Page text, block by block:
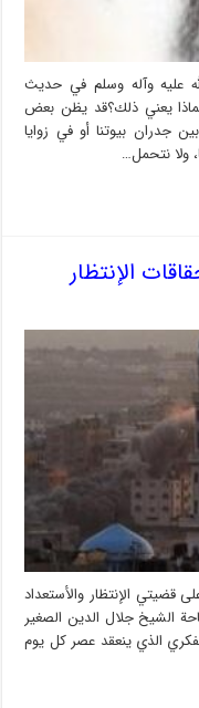
عليه وآله وسلم في حديث
يعني ذلك؟قد يظن بعض
جدران بيوتنا أو في زوايا
ولا نتحمل…
الإنتظار
قضيتي الإنتظار والأستعداد
الشيخ جلال الدين الصغير
الذي ينعقد عصر كل يوم